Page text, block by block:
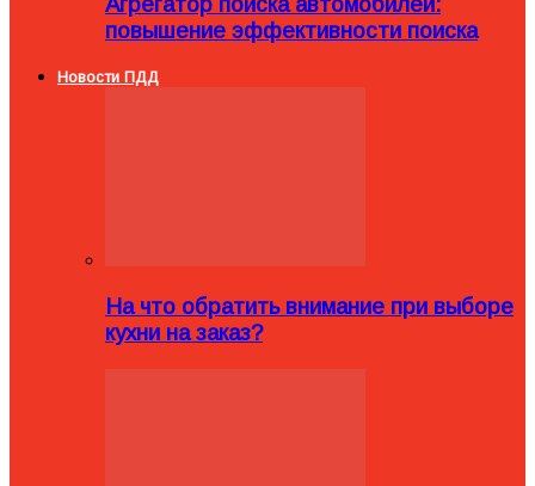
повышение эффективности поиска
Новости ПДД
На что обратить внимание при выборе
кухни на заказ?